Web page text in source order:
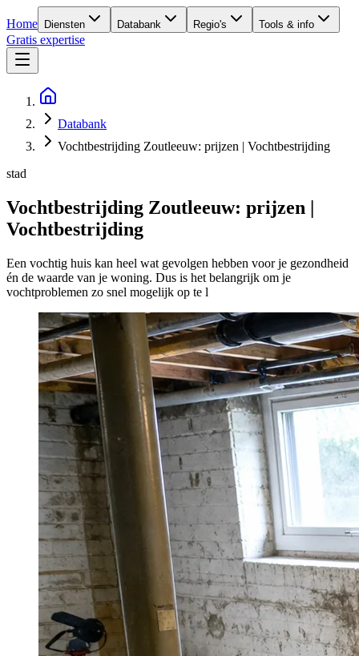
Home Diensten Databank Regio's Tools & info
Gratis expertise
Databank
Vochtbestrijding Zoutleeuw: prijzen | Vochtbestrijding
stad
Vochtbestrijding Zoutleeuw: prijzen |
Vochtbestrijding
Een vochtig huis kan heel wat gevolgen hebben voor je gezondheid
én de waarde van je woning. Dus is het belangrijk om je
vochtproblemen zo snel mogelijk op te l